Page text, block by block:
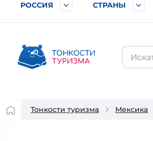
РОССИЯ СТРАНЫ
Тонкости туризма Мексика